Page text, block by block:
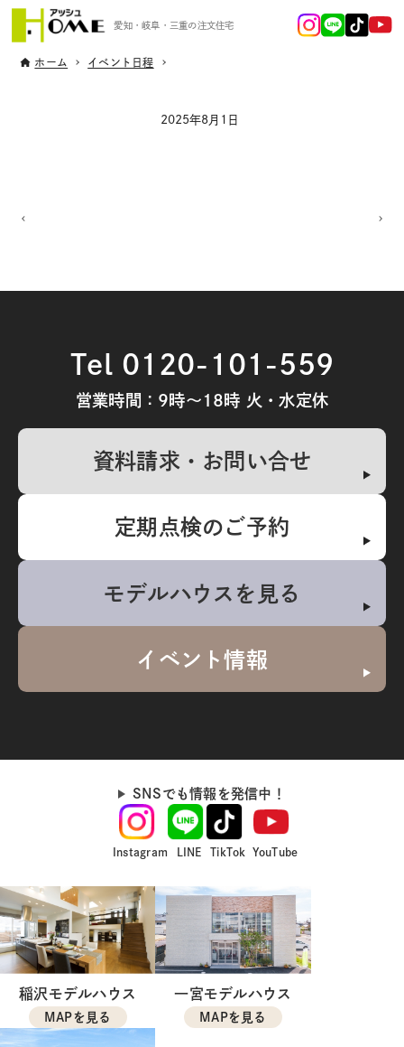
愛知・岐阜・三重の注文住宅
ホーム イベント日程
2025年8月1日
Tel 0120-101-559
営業時間：9時～18時 火・水定休
資料請求・お問い合せ
定期点検のご予約
モデルハウスを見る
イベント情報
SNSでも情報を発信中！
Instagram LINE TikTok YouTube
稲沢モデルハウス
MAPを見る
一宮モデルハウス
MAPを見る